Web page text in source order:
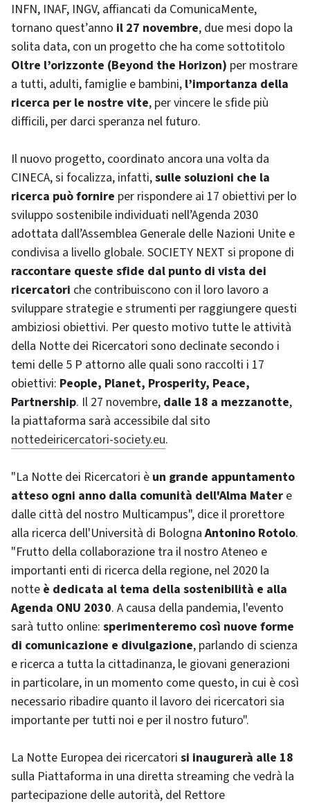
INFN, INAF, INGV, affiancati da ComunicaMente,
tornano quest’anno il 27 novembre, due mesi dopo la
solita data, con un progetto che ha come sottotitolo
Oltre l’orizzonte (Beyond the Horizon) per mostrare
a tutti, adulti, famiglie e bambini, l’importanza della
ricerca per le nostre vite, per vincere le sfide più
difficili, per darci speranza nel futuro.
Il nuovo progetto, coordinato ancora una volta da
CINECA, si focalizza, infatti,sulle soluzioni che la
ricerca può fornire per rispondere ai 17 obiettivi per lo
sviluppo sostenibile individuati nell’Agenda 2030
adottata dall’Assemblea Generale delle Nazioni Unite e
condivisa a livello globale. SOCIETY NEXT si propone di
raccontare queste sfide dal punto di vista dei
ricercatori che contribuiscono con il loro lavoro a
sviluppare strategie e strumenti per raggiungere questi
ambiziosi obiettivi. Per questo motivo tutte le attività
della Notte dei Ricercatori sono declinate secondo i
temi delle 5 P attorno alle quali sono raccolti i 17
obiettivi: People, Planet, Prosperity, Peace,
Partnership. Il 27 novembre, dalle 18 a mezzanotte,
la piattaforma sarà accessibile dal sito
nottedeiricercatori-society.eu.
"La Notte dei Ricercatori è un grande appuntamento
atteso ogni anno dalla comunità dell'Alma Mater e
dalle città del nostro Multicampus", dice il prorettore
alla ricerca dell'Università di BolognaAntonino Rotolo.
"Frutto della collaborazione tra il nostro Ateneo e
importanti enti di ricerca della regione, nel 2020 la
notte è dedicata al tema della sostenibilità e alla
Agenda ONU 2030. A causa della pandemia, l'evento
sarà tutto online: sperimenteremo così nuove forme
di comunicazione e divulgazione, parlando di scienza
e ricerca a tutta la cittadinanza, le giovani generazioni
in particolare, in un momento come questo, in cui è così
necessario ribadire quanto il lavoro dei ricercatori sia
importante per tutti noi e per il nostro futuro".
La Notte Europea dei ricercatori si inaugurerà alle 18
sulla Piattaforma in una diretta streaming che vedrà la
partecipazione delle autorità, del Rettore